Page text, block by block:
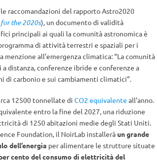
raccomandazioni del rapporto Astro2020
the 2020s), un documento di validità
principali ai quali la comunità astronomica è
di attività terrestri e spaziali per i
all’emergenza climatica: “La comunità
distanza, conferenze ibride e conferenze a
di carbonio e sui cambiamenti climatici”.
12500 tonnellate di CO2 equivalente all’anno.
entro la fine del 2027, una riduzione
di 1250 abitazioni medie degli Stati Uniti.
Foundation, il NoirLab installerà un grande
dell’energia per alimentare le strutture situate
cento del consumo di elettricità del